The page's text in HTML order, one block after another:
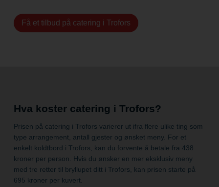
Få et tilbud på catering i Trofors
Hva koster catering i Trofors?
Prisen på catering i Trofors varierer ut ifra flere ulike ting som
type arrangement, antall gjester og ønsket meny. For et
enkelt koldtbord i Trofors, kan du forvente å betale fra 438
kroner per person. Hvis du ønsker en mer eksklusiv meny
med tre retter til bryllupet ditt i Trofors, kan prisen starte på
695 kroner per kuvert.